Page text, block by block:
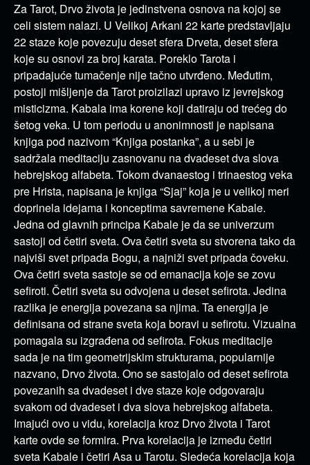
Za Tarot, Drvo života je jedinstvena osnova na kojoj se
celi sistem nalazi. U Velikoj Arkani 22 karte predstavljaju
22 staze koje povezuju deset sfera Drveta, deset sfera
koje su osnovi za broj karata. Poreklo Tarota i
pripadajuće tumačenje nije tačno utvrđeno. Međutim,
postoji mišljenje da Tarot proizilazi upravo iz jevrejskog
misticizma. Kabala ima korene koji datiraju od trećeg do
šetog veka. U tom periodu u anonimnosti je napisana
knjiga pod nazivom “Knjiga postanka”, a u sebi je
sadržala meditaciju zasnovanu na dvadeset dva slova
hebrejskog alfabeta. Tokom dvanaestog i trinaestog veka
pre Hrista, napisana je knjiga “Sjaj” koja je u velikoj meri
doprinela idejama i konceptima savremene Kabale.
Jedna od glavnih principa Kabale je da se univerzum
sastoji od četiri sveta. Ova četiri sveta su stvorena tako da
najviši svet pripada Bogu, a najniži svet pripada čoveku.
Ova četiri sveta sastoje se od emanacija koje se zovu
sefiroti. Četiri sveta su odvojena u deset sefirota. Jedina
razlika je energija povezana sa njima. Ta energija je
definisana od strane sveta koja boravi u sefirotu. Vizualna
pomagala su izgrađena od sefirota. Fokus meditacije
sada je na tim geometrijskim strukturama, popularnije
nazvano, Drvo života. Ono se sastojalo od deset sefirota
povezanih sa dvadeset i dve staze koje odgovaraju
svakom od dvadeset i dva slova hebrejskog alfabeta.
Imajući ovo u vidu, korelacija kroz Drvo života i Tarot
karte ovde se formira. Prva korelacija je između četiri
sveta Kabale i četiri Asa u Tarotu. Sledeća korelacija koja